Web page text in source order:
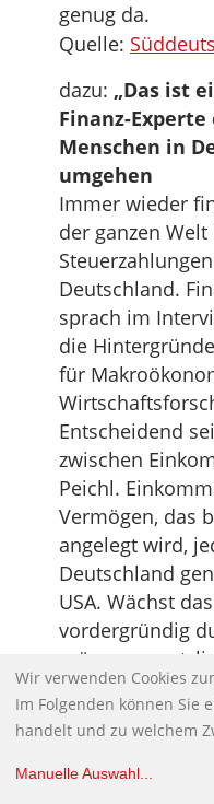
genug da.
Quelle:
dazu: „Das ist
Finanz-
Menschen in
umgehen
Immer wieder
der ganzen
Deutschland.
sprach im
die
für
Entscheidend
zwischen
Peichl.
Vermögen, das
angelegt wird,
Deutschland
USA. Wächst
vordergründig
müssen
gezahlt werden.
Würde hier die
hätte das zur
Wir verwenden Cookies
Im Folgenden können Sie
handelt und zu welchem
Manuelle Auswahl...